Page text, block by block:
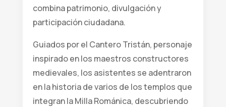
combina patrimonio, divulgación y
participación ciudadana.
Guiados por el Cantero Tristán, personaje
inspirado en los maestros constructores
medievales, los asistentes se adentraron
en la historia de varios de los templos que
integran la Milla Románica, descubriendo